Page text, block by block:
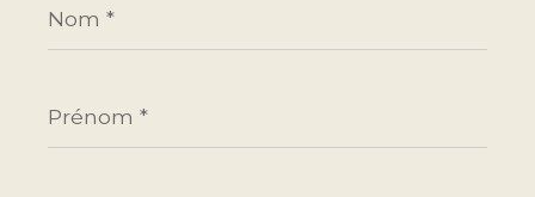
*
*